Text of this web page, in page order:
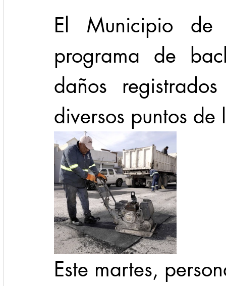
El Municipio de
programa de
daños
diversos puntos
Este martes,